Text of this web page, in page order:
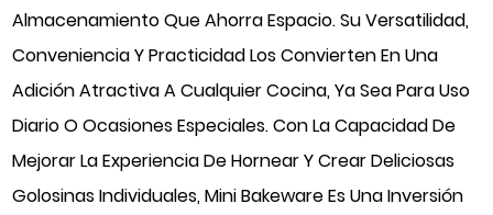
Almacenamiento Que Ahorra Espacio. Su Versatilidad,
Conveniencia Y Practicidad Los Convierten En Una
Adición Atractiva A Cualquier Cocina, Ya Sea Para Uso
Diario O Ocasiones Especiales. Con La Capacidad De
Mejorar La Experiencia De Hornear Y Crear Deliciosas
Golosinas Individuales, Mini Bakeware Es Una Inversión